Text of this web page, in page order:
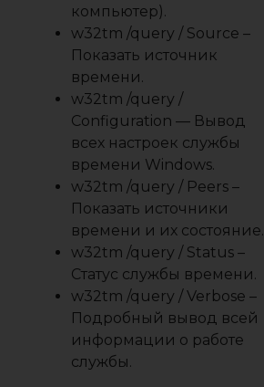
компьютер).
w32tm /query / Source –
Показать источник
времени.
w32tm /query /
Configuration — Вывод
всех настроек службы
времени Windows.
w32tm /query / Peers –
Показать источники
времени и их состояние.
w32tm /query / Status –
Статус службы времени.
w32tm /query / Verbose –
Подробный вывод всей
информации о работе
службы.